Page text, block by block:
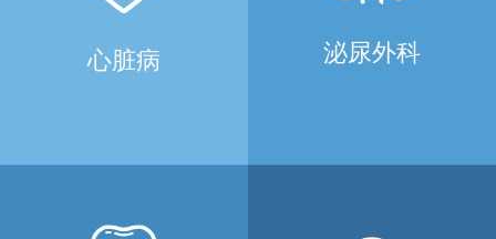
心脏病 泌尿外科